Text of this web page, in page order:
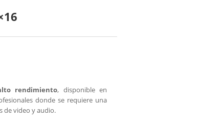
rendimiento, disponible en
donde se requiere una
de video y audio.